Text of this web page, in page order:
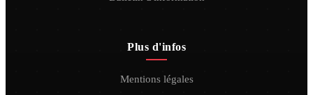
Plus d'infos
Mentions légales